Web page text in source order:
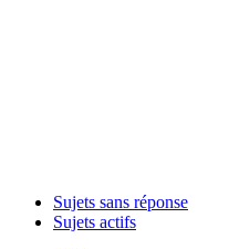
Sujets sans réponse
Sujets actifs